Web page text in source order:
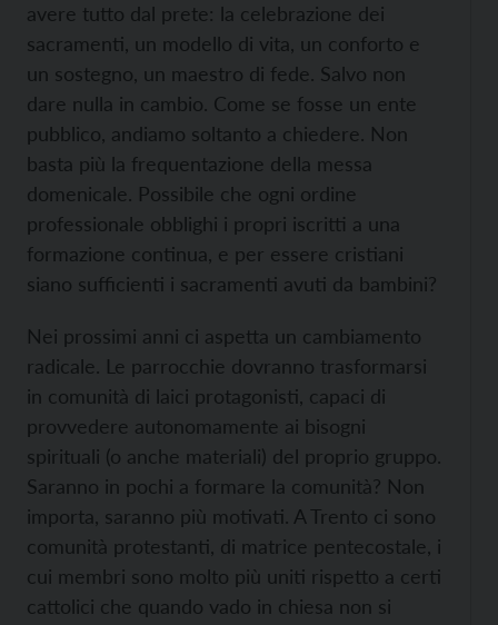
avere tutto dal prete: la celebrazione dei
sacramenti, un modello di vita, un conforto e
un sostegno, un maestro di fede. Salvo non
dare nulla in cambio. Come se fosse un ente
pubblico, andiamo soltanto a chiedere. Non
basta più la frequentazione della messa
domenicale. Possibile che ogni ordine
professionale obblighi i propri iscritti a una
formazione continua, e per essere cristiani
siano sufficienti i sacramenti avuti da bambini?
Nei prossimi anni ci aspetta un cambiamento
radicale. Le parrocchie dovranno trasformarsi
in comunità di laici protagonisti, capaci di
provvedere autonomamente ai bisogni
spirituali (o anche materiali) del proprio gruppo.
Saranno in pochi a formare la comunità? Non
importa, saranno più motivati. A Trento ci sono
comunità protestanti, di matrice pentecostale, i
cui membri sono molto più uniti rispetto a certi
cattolici che quando vado in chiesa non si